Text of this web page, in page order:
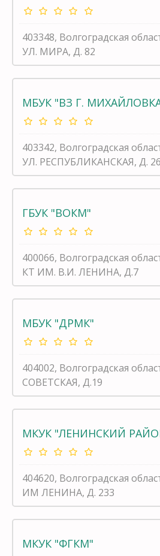
403348, Волгоградская
УЛ. МИРА, Д. 82
МБУК "ВЗ Г.
403342, Волгоградская
УЛ. РЕСПУБЛИКАНСКАЯ, Д.
ГБУК "ВОКМ"
400066, Волгоградская
КТ ИМ. В.И. ЛЕНИНА, Д.7
МБУК "ДРМК"
404002, Волгоградская
СОВЕТСКАЯ, Д.19
МКУК "ЛЕНИНСКИЙ
404620, Волгоградская
ИМ ЛЕНИНА, Д. 233
МКУК "ФГКМ"